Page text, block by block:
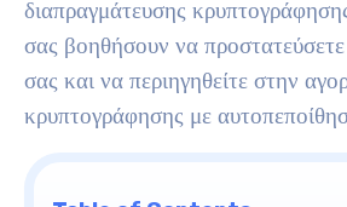
διαπραγμάτευσης
σας βοηθήσουν να προστατεύσετε
σας και να περιηγηθείτε στην
κρυπτογράφησης με